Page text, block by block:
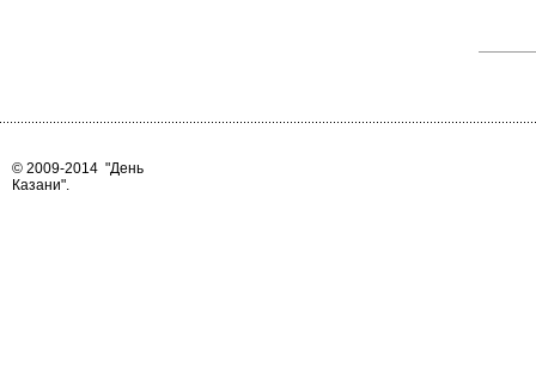
© 2009-2014 "День
Казани".